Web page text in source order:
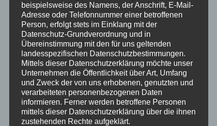
beispielsweise des Namens, der Anschrift, E-Mail-
Adresse oder Telefonnummer einer betroffenen
Person, erfolgt stets im Einklang mit der
Datenschutz-Grundverordnung und in
Übereinstimmung mit den für uns geltenden
landesspezifischen Datenschutzbestimmungen.
Mittels dieser Datenschutzerklärung möchte unser
Unternehmen die Öffentlichkeit über Art, Umfang
und Zweck der von uns erhobenen, genutzten und
verarbeiteten personenbezogenen Daten
informieren. Ferner werden betroffene Personen
mittels dieser Datenschutzerklärung über die ihnen
zustehenden Rechte aufgeklärt.